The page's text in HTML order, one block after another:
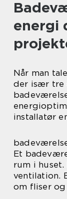
energi
Når man
der især tre
installatør
Et
rum i huset.
ventilation.
om fliser og